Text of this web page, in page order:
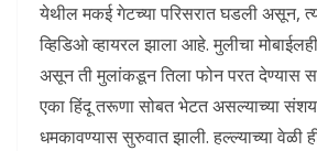
येथील मकई गेटच्या परिसरात घडली असून,
व्हिडिओ व्हायरल झाला आहे. मुलीचा
असून ती मुलांकडून तिला फोन परत देण्यास
एका हिंदू तरूणा सोबत भेटत असल्याच्या
धमकावण्यास सुरुवात झाली. हल्ल्याच्या वेळी